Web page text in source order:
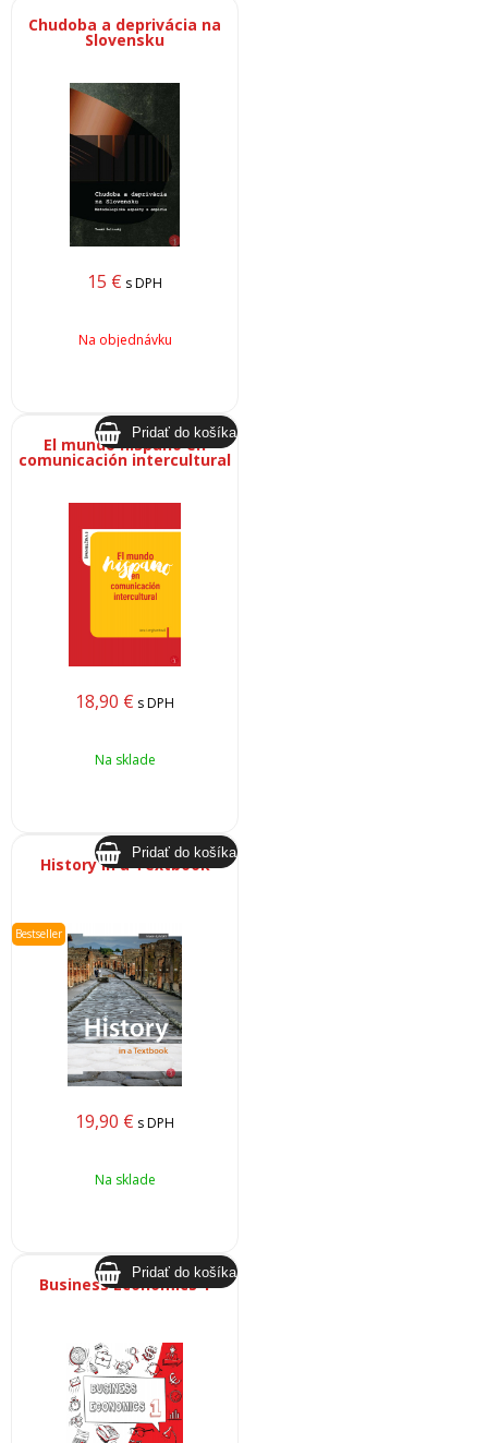
Chudoba a deprivácia na
Slovensku
15 € s DPH
Na objednávku
El mundo hispano en
comunicación intercultural
18,90 € s DPH
Na sklade
History in a Textbook
Bestseller
19,90 € s DPH
Na sklade
Business Economics 1